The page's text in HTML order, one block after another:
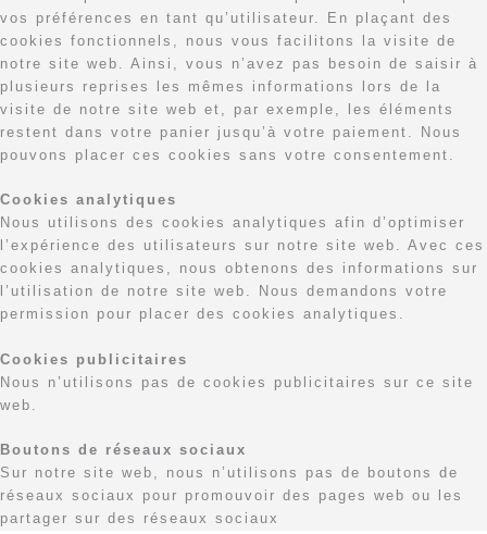
vos préférences en tant qu’utilisateur. En plaçant des
cookies fonctionnels, nous vous facilitons la visite de
notre site web. Ainsi, vous n’avez pas besoin de saisir à
plusieurs reprises les mêmes informations lors de la
visite de notre site web et, par exemple, les éléments
restent dans votre panier jusqu’à votre paiement. Nous
pouvons placer ces cookies sans votre consentement.
Cookies analytiques
Nous utilisons des cookies analytiques afin d’optimiser
l’expérience des utilisateurs sur notre site web. Avec ces
cookies analytiques, nous obtenons des informations sur
l’utilisation de notre site web. Nous demandons votre
permission pour placer des cookies analytiques.
Cookies publicitaires
Nous n’utilisons pas de cookies publicitaires sur ce site
web.
Boutons de réseaux sociaux
Sur notre site web, nous n’utilisons pas de boutons de
réseaux sociaux pour promouvoir des pages web ou les
partager sur des réseaux sociaux